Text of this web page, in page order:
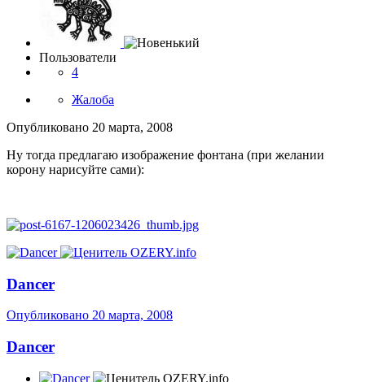
Пользователи
4
Жалоба
Опубликовано 20 марта, 2008
Ну тогда предлагаю изображение фонтана (при желании
корону нарисуйте сами):
Dancer
Опубликовано 20 марта, 2008
Dancer